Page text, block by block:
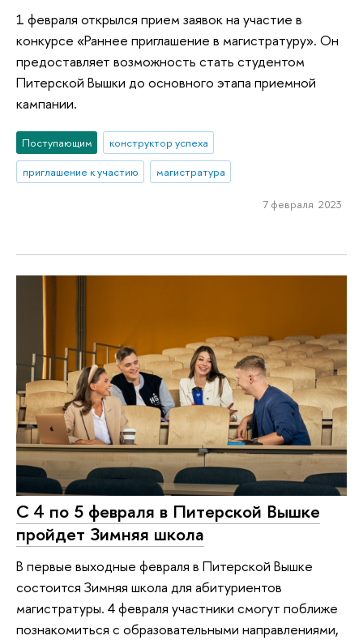
1 февраля открылся прием заявок на участие в
конкурсе «Раннее приглашение в магистратуру». Он
предоставляет возможность стать студентом
Питерской Вышки до основного этапа приемной
кампании.
Поступающим
конструктор успеха
приглашение к участию
магистратура
7 февраля 2023
С 4 по 5 февраля в Питерской Вышке
пройдет Зимняя школа
В первые выходные февраля в Питерской Вышке
состоится Зимняя школа для абитуриентов
магистратуры. 4 февраля участники смогут поближе
познакомиться с образовательными направлениями,